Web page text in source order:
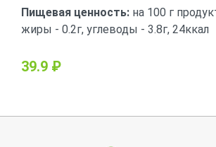
Пищевая ценность: на 100 г
жиры - 0.2г, углеводы - 3.8г, 24ккал
39.9 ₽